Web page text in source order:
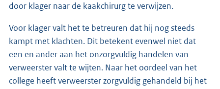
door klager naar de kaakchirurg te verwijzen.
Voor klager valt het te betreuren dat hij nog steeds
kampt met klachten. Dit betekent evenwel niet dat
een en ander aan het onzorgvuldig handelen van
verweerster valt te wijten. Naar het oordeel van het
college heeft verweerster zorgvuldig gehandeld bij het